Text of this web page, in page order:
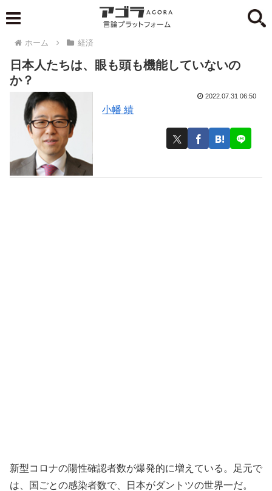
ホーム 経済
日本人たちは、眼も頭も機能していないの
か？
小幡 績
2022.07.31 06:50
新型コロナの陽性確認者数が爆発的に増えている。足元で
は、国ごとの感染者数で、日本がダントツの世界一だ。